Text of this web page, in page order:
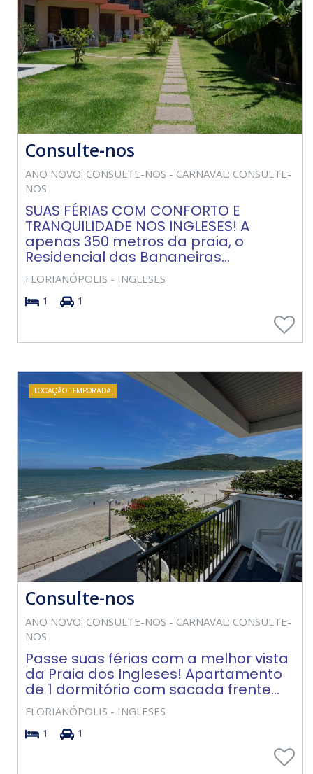
Consulte-nos
ANO NOVO: CONSULTE-NOS - CARNAVAL: CONSULTE-
NOS
SUAS FÉRIAS COM CONFORTO E
TRANQUILIDADE NOS INGLESES! A
apenas 350 metros da praia, o
Residencial das Bananeiras...
FLORIANÓPOLIS - INGLESES
1
1
LOCAÇÃO TEMPORADA
Consulte-nos
ANO NOVO: CONSULTE-NOS - CARNAVAL: CONSULTE-
NOS
Passe suas férias com a melhor vista
da Praia dos Ingleses! Apartamento
de 1 dormitório com sacada frente...
FLORIANÓPOLIS - INGLESES
1
1